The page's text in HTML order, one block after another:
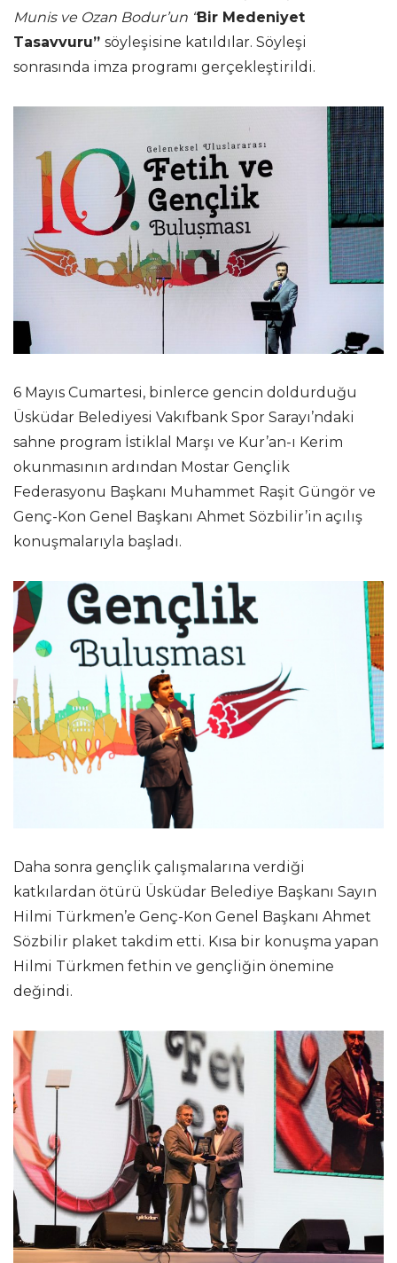
Munis ve Ozan Bodur’un “Bir Medeniyet
Tasavvuru” söyleşisine katıldılar. Söyleşi
sonrasında imza programı gerçekleştirildi.
6 Mayıs Cumartesi, binlerce gencin doldurduğu
Üsküdar Belediyesi Vakıfbank Spor Sarayı’ndaki
sahne program İstiklal Marşı ve Kur’an-ı Kerim
okunmasının ardından Mostar Gençlik
Federasyonu Başkanı Muhammet Raşit Güngör ve
Genç-Kon Genel Başkanı Ahmet Sözbilir’in açılış
konuşmalarıyla başladı.
Daha sonra gençlik çalışmalarına verdiği
katkılardan ötürü Üsküdar Belediye Başkanı Sayın
Hilmi Türkmen’e Genç-Kon Genel Başkanı Ahmet
Sözbilir plaket takdim etti. Kısa bir konuşma yapan
Hilmi Türkmen fethin ve gençliğin önemine
değindi.